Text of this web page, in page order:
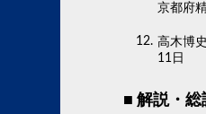
京都府
高木博
11日
解説・総